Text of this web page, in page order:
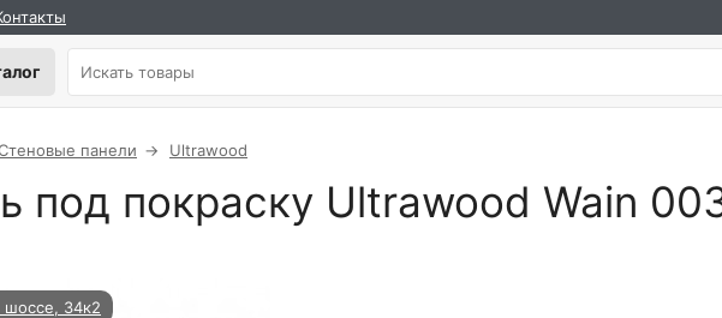
панели Ultrawood
под покраску Ultrawood Wain
шоссе, 34к2